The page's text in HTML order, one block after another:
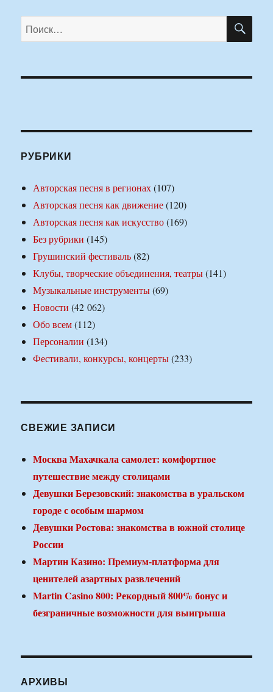
Искать:
РУБРИКИ
Авторская песня в регионах(107)
Авторская песня как движение(120)
Авторская песня как искусство(169)
Без рубрики (145)
Грушинский фестиваль(82)
Клубы, творческие объединения, театры(141)
Музыкальные инструменты(69)
Новости (42 062)
Обо всем(112)
Персоналии (134)
Фестивали, конкурсы, концерты(233)
СВЕЖИЕ ЗАПИСИ
Москва Махачкала самолет: комфортное
путешествие между столицами
Девушки Березовский: знакомства в уральском
городе с особым шармом
Девушки Ростова: знакомства в южной столице
России
Мартин Казино: Премиум-платформа для
ценителей азартных развлечений
Martin Casino 800: Рекордный 800% бонус и
безграничные возможности для выигрыша
АРХИВЫ